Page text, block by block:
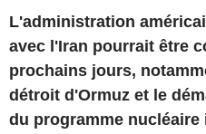
L'administration
avec l'Iran pourrait être
prochains jours,
détroit d'Ormuz et le
du programme nucléaire